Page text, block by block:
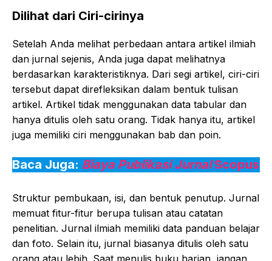
Dilihat dari Ciri-cirinya
Setelah Anda melihat perbedaan antara artikel ilmiah
dan jurnal sejenis, Anda juga dapat melihatnya
berdasarkan karakteristiknya. Dari segi artikel, ciri-ciri
tersebut dapat direfleksikan dalam bentuk tulisan
artikel. Artikel tidak menggunakan data tabular dan
hanya ditulis oleh satu orang. Tidak hanya itu, artikel
juga memiliki ciri menggunakan bab dan poin.
Baca Juga: Biaya Publikasi JurnalScopus
Struktur pembukaan, isi, dan bentuk penutup. Jurnal
memuat fitur-fitur berupa tulisan atau catatan
penelitian. Jurnal ilmiah memiliki data panduan belajar
dan foto. Selain itu, jurnal biasanya ditulis oleh satu
orang atau lebih. Saat menulis buku harian, jangan